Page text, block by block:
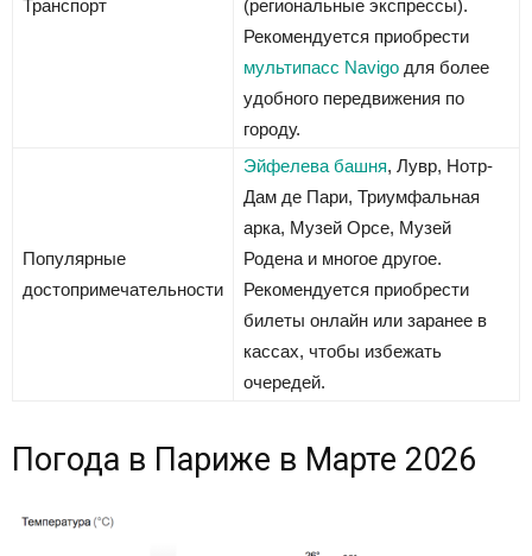
Транспорт
(региональные экспрессы).
Рекомендуется приобрести
мультипасс Navigo для более
удобного передвижения по
городу.
Популярные
достопримечательности
Эйфелева башня, Лувр, Нотр-
Дам де Пари, Триумфальная
арка, Музей Орсе, Музей
Родена и многое другое.
Рекомендуется приобрести
билеты онлайн или заранее в
кассах, чтобы избежать
очередей.
Погода в Париже в Марте 2026